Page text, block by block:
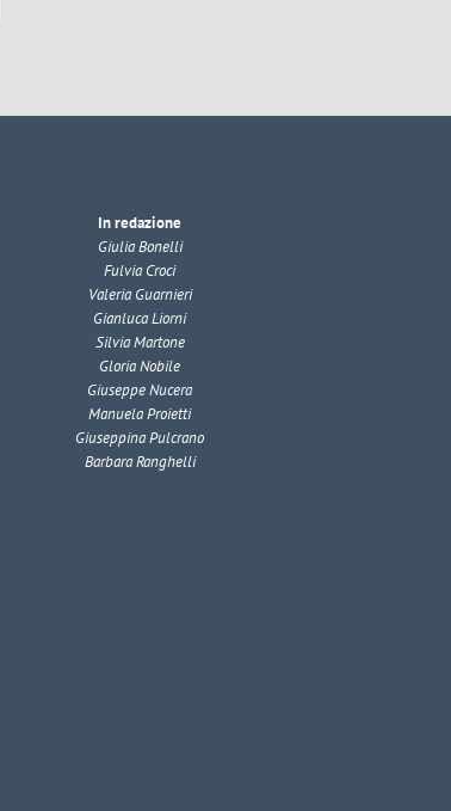
In redazione
Giulia Bonelli
Fulvia Croci
Valeria Guarnieri
Gianluca Liorni
Silvia Martone
Gloria Nobile
Giuseppe Nucera
Manuela Proietti
Giuseppina Pulcrano
Barbara Ranghelli